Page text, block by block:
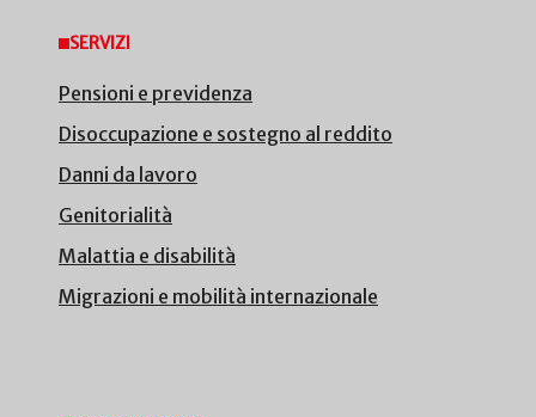
SERVIZI
Pensioni e previdenza
Disoccupazione e sostegno al reddito
Danni da lavoro
Genitorialità
Malattia e disabilità
Migrazioni e mobilità internazionale